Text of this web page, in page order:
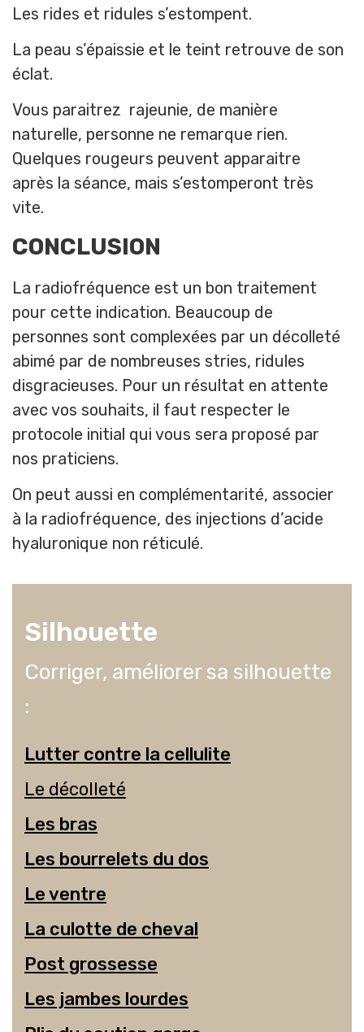
Les rides et ridules s’estompent.
La peau s’épaissie et le teint retrouve de son
éclat.
Vous paraitrez rajeunie, de manière
naturelle, personne ne remarque rien.
Quelques rougeurs peuvent apparaitre
après la séance, mais s’estomperont très
vite.
CONCLUSION
La radiofréquence est un bon traitement
pour cette indication. Beaucoup de
personnes sont complexées par un décolleté
abimé par de nombreuses stries, ridules
disgracieuses. Pour un résultat en attente
avec vos souhaits, il faut respecter le
protocole initial qui vous sera proposé par
nos praticiens.
On peut aussi en complémentarité, associer
à la radiofréquence, des injections d’acide
hyaluronique non réticulé.
Silhouette
Corriger, améliorer sa silhouette
:
Lutter contre la cellulite
Le décolleté
Les bras
Les bourrelets du dos
Le ventre
La culotte de cheval
Post grossesse
Les jambes lourdes